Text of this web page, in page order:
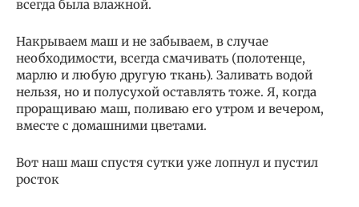
всегда была влажной.
Накрываем маш и не забываем, в случае
необходимости, всегда смачивать (полотенце,
марлю и любую другую ткань). Заливать водой
нельзя, но и полусухой оставлять тоже. Я, когда
проращиваю маш, поливаю его утром и вечером,
вместе с домашними цветами.
Вот наш маш спустя сутки уже лопнул и пустил
росток